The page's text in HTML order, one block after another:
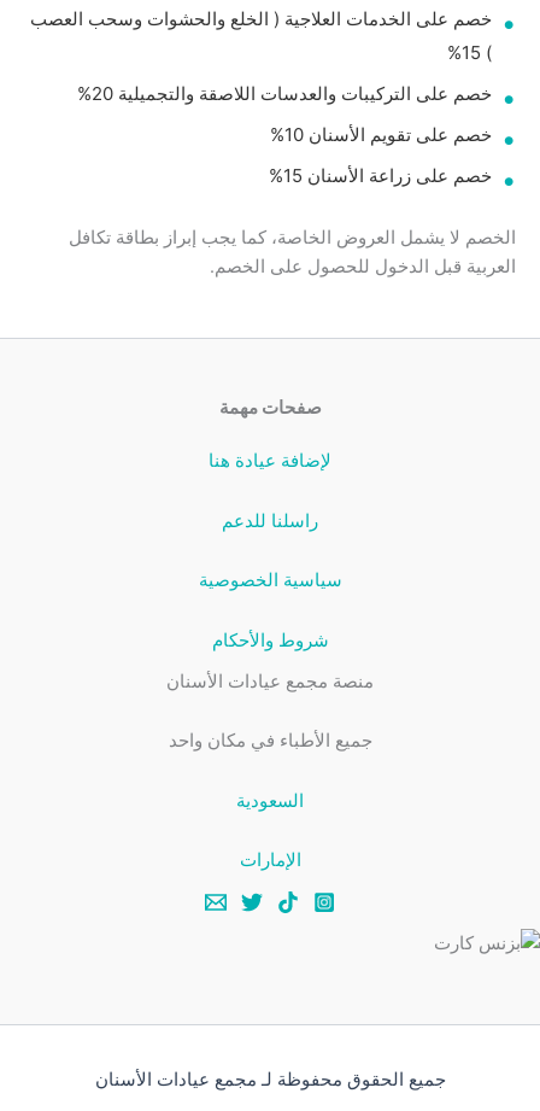
خصم على الخدمات العلاجية ( الخلع والحشوات وسحب العصب
) 15%
خصم على التركيبات والعدسات اللاصقة والتجميلية 20%
خصم على تقويم الأسنان 10%
خصم على زراعة الأسنان 15%
الخصم لا يشمل العروض الخاصة، كما يجب إبراز بطاقة تكافل
العربية قبل الدخول للحصول على الخصم.
صفحات مهمة
لإضافة عيادة هنا
راسلنا للدعم
سياسية الخصوصية
شروط والأحكام
منصة مجمع عيادات الأسنان
جميع الأطباء في مكان واحد
السعودية
الإمارات
جميع الحقوق محفوظة لـ مجمع عيادات الأسنان